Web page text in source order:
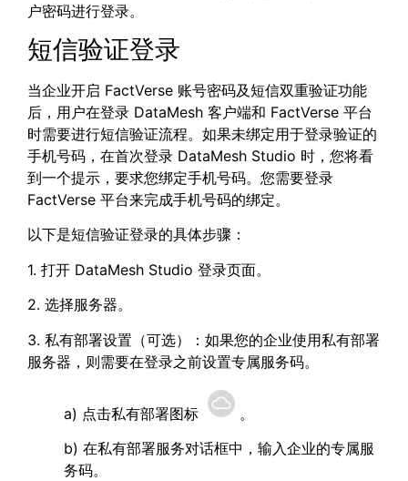
户密码进行登录。
短信验证登录
当企业开启 FactVerse 账号密码及短信双重验证功能
后，用户在登录 DataMesh 客户端和 FactVerse 平台
时需要进行短信验证流程。如果未绑定用于登录验证的
手机号码，在首次登录 DataMesh Studio 时，您将看
到一个提示，要求您绑定手机号码。您需要登录
FactVerse 平台来完成手机号码的绑定。
以下是短信验证登录的具体步骤：
1. 打开 DataMesh Studio 登录页面。
2. 选择服务器。
3. 私有部署设置（可选）：如果您的企业使用私有部署
服务器，则需要在登录之前设置专属服务码。
a) 点击私有部署图标
。
b) 在私有部署服务对话框中，输入企业的专属服
务码。